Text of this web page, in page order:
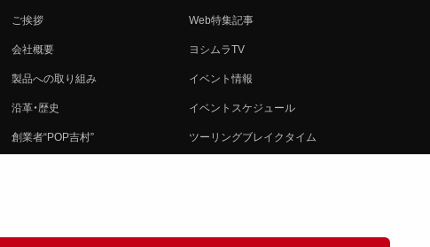
ご挨拶
会社概要
製品への取り組み
沿革・歴史
創業者“POP吉村”
Web特集記事
ヨシムラTV
イベント情報
イベントスケジュール
ツーリングブレイクタイム